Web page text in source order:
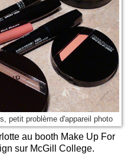
petit problème d'appareil photo
au booth Make Up For
sur McGill College.